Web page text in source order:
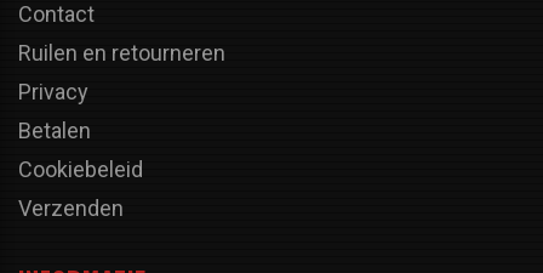
Contact
Ruilen en retourneren
Privacy
Betalen
Cookiebeleid
Verzenden